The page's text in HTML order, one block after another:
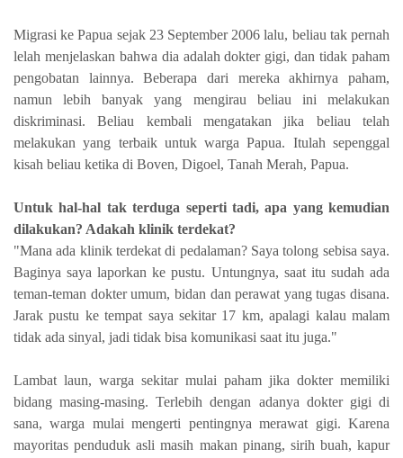
Migrasi ke Papua sejak 23 September 2006 lalu, beliau tak pernah
lelah menjelaskan bahwa dia adalah dokter gigi, dan tidak paham
pengobatan lainnya. Beberapa dari mereka akhirnya paham,
namun lebih banyak yang mengirau beliau ini melakukan
diskriminasi. Beliau kembali mengatakan jika beliau telah
melakukan yang terbaik untuk warga Papua. Itulah sepenggal
kisah beliau ketika di Boven, Digoel, Tanah Merah, Papua.
Untuk hal-hal tak terduga seperti tadi, apa yang kemudian
dilakukan? Adakah klinik terdekat?
"Mana ada klinik terdekat di pedalaman? Saya tolong sebisa saya.
Baginya saya laporkan ke pustu. Untungnya, saat itu sudah ada
teman-teman dokter umum, bidan dan perawat yang tugas disana.
Jarak pustu ke tempat saya sekitar 17 km, apalagi kalau malam
tidak ada sinyal, jadi tidak bisa komunikasi saat itu juga."
Lambat laun, warga sekitar mulai paham jika dokter memiliki
bidang masing-masing. Terlebih dengan adanya dokter gigi di
sana, warga mulai mengerti pentingnya merawat gigi. Karena
mayoritas penduduk asli masih makan pinang, sirih buah, kapur